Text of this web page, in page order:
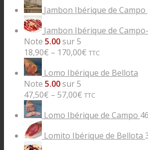
Jambon Ibérique de
Jambon Ibérique de
Note 5.00sur 5
18,90€ – 170,00€ TTC
Lomo Ibérique de Bellota
Note 5.00sur 5
47,50€ – 57,00€ TTC
Lomo Ibérique de Campo
Lomito Ibérique de Bellota